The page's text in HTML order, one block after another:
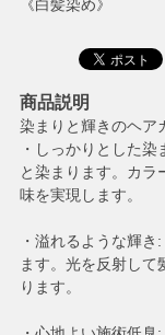
《白髪染め》
商品説明
染まりと輝きのヘア
・しっかりとした
と染まります。カラ
味を実現します。
・溢れるような輝
ます。光を反射し
ります。